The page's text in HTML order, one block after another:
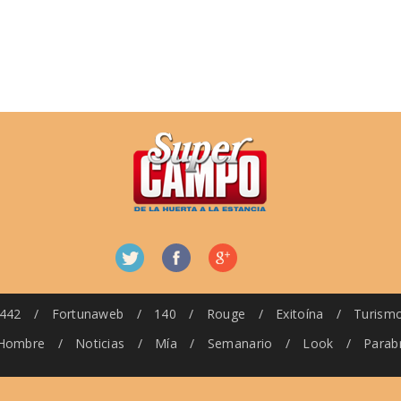
442 / Fortunaweb / 140 / Rouge / Exitoína /
/ Noticias / Mía / Semanario / Look /